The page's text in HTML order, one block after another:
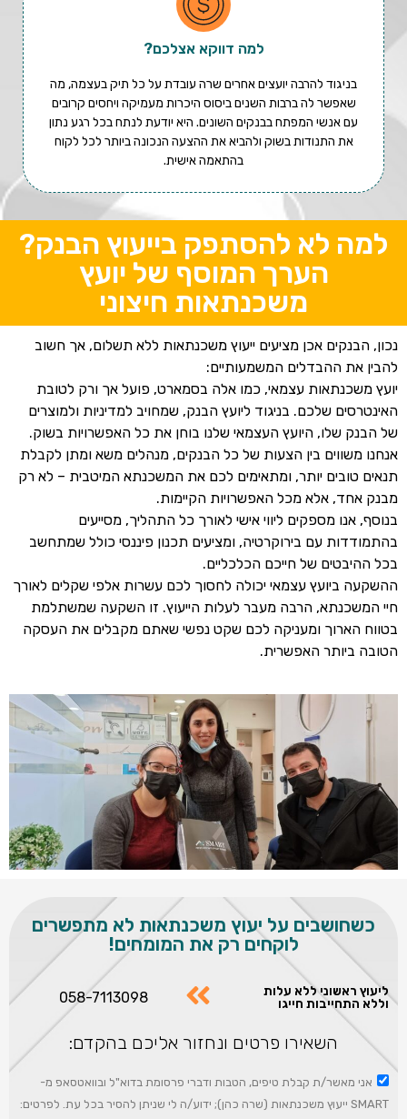
למה דווקא אצלכם?
בניגוד להרבה יועצים אחרים שרה עובדת על כל תיק בעצמה, מה
שאפשר לה ברבות השנים ביסוס היכרות מעמיקה ויחסים קרובים
עם אנשי המפתח בבנקים השונים. היא יודעת לנתח בכל רגע נתון
את התנודות בשוק ולהביא את ההצעה הנכונה ביותר לכל לקוח
בהתאמה אישית.
למה לא להסתפק בייעוץ הבנק?
הערך המוסף של יועץ
משכנתאות חיצוני
נכון, הבנקים אכן מציעים ייעוץ משכנתאות ללא תשלום, אך חשוב
להבין את ההבדלים המשמעותיים:
יועץ משכנתאות עצמאי, כמו אלה בסמארט, פועל אך ורק לטובת
האינטרסים שלכם. בניגוד ליועץ הבנק, שמחויב למדיניות ולמוצרים
של הבנק שלו, היועץ העצמאי שלנו בוחן את כל האפשרויות בשוק.
אנחנו משווים בין הצעות של כל הבנקים, מנהלים משא ומתן לקבלת
תנאים טובים יותר, ומתאימים לכם את המשכנתא המיטבית – לא רק
מבנק אחד, אלא מכל האפשרויות הקיימות.
בנוסף, אנו מספקים ליווי אישי לאורך כל התהליך, מסייעים
בהתמודדות עם בירוקרטיה, ומציעים תכנון פיננסי כולל שמתחשב
בכל ההיבטים של חייכם הכלכליים.
ההשקעה ביועץ עצמאי יכולה לחסוך לכם עשרות אלפי שקלים לאורך
חיי המשכנתא, הרבה מעבר לעלות הייעוץ. זו השקעה שמשתלמת
בטווח הארוך ומעניקה לכם שקט נפשי שאתם מקבלים את העסקה
הטובה ביותר האפשרית.
כשחושבים על יעוץ משכנתאות לא מתפשרים
לוקחים רק את המומחים!
ליעוץ ראשוני ללא עלות
וללא התחייבות חייגו
058-7113098
השאירו פרטים ונחזור אליכם בהקדם:
אני מאשר/ת קבלת טיפים, הטבות ודברי פרסומת בדוא"ל ובוואטסאפ מ-
SMART ייעוץ משכנתאות (שרה כהן); ידוע/ה לי שניתן להסיר בכל עת. לפרטים: